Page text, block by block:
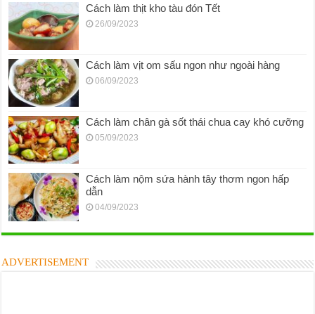
Cách làm thịt kho tàu đón Tết
26/09/2023
Cách làm vịt om sấu ngon như ngoài hàng
06/09/2023
Cách làm chân gà sốt thái chua cay khó cưỡng
05/09/2023
Cách làm nộm sứa hành tây thơm ngon hấp
dẫn
04/09/2023
ADVERTISEMENT